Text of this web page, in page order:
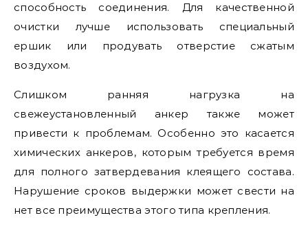
способность соединения. Для качественной
очистки лучше использовать специальный
ершик или продувать отверстие сжатым
воздухом.
Слишком ранняя нагрузка на
свежеустановленный анкер также может
привести к проблемам. Особенно это касается
химических анкеров, которым требуется время
для полного затвердевания клеящего состава.
Нарушение сроков выдержки может свести на
нет все преимущества этого типа крепления.